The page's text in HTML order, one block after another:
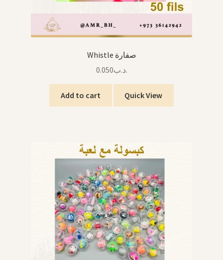
Whistle صفارة
.د.ب0.050
Add to cart Quick View